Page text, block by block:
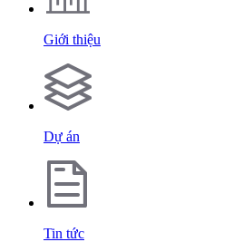
Giới thiệu
Dự án
Tin tức